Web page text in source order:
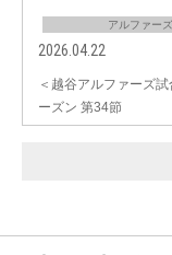
アルファーズ
2026.04.22
＜越谷アルファーズ
ーズン 第34節